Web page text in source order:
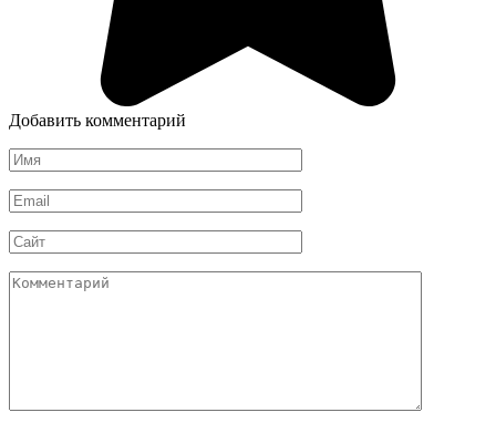
Добавить комментарий
Имя
*
Email
*
Сайт
Комментарий